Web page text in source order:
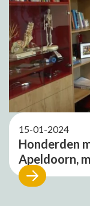
Honderden
Apeldoorn,
15-01-2024